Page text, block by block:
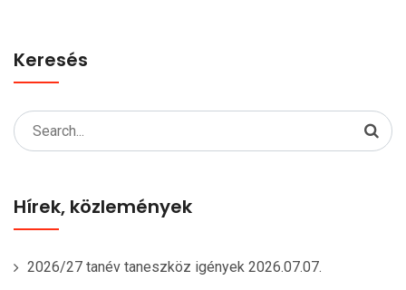
Keresés
Search
for:
Hírek, közlemények
2026/27 tanév taneszköz igények 2026.07.07.